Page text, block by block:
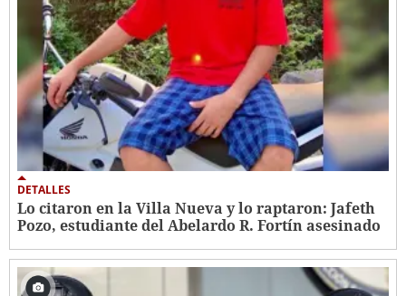
DETALLES
Lo citaron en la Villa Nueva y lo raptaron: Jafeth
Pozo, estudiante del Abelardo R. Fortín asesinado